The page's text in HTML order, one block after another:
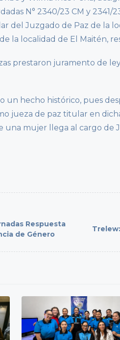
N° 2340/23 CM y 2341/
del Juzgado de Paz de la
la localidad de El Maitén,
prestaron juramento de
un hecho histórico, pues
jueza de paz titular en
una mujer llega al cargo de
Respuesta
de Género